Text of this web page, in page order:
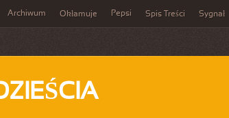
Archiwum Okłamuje Pepsi Spis Treści Sygnał